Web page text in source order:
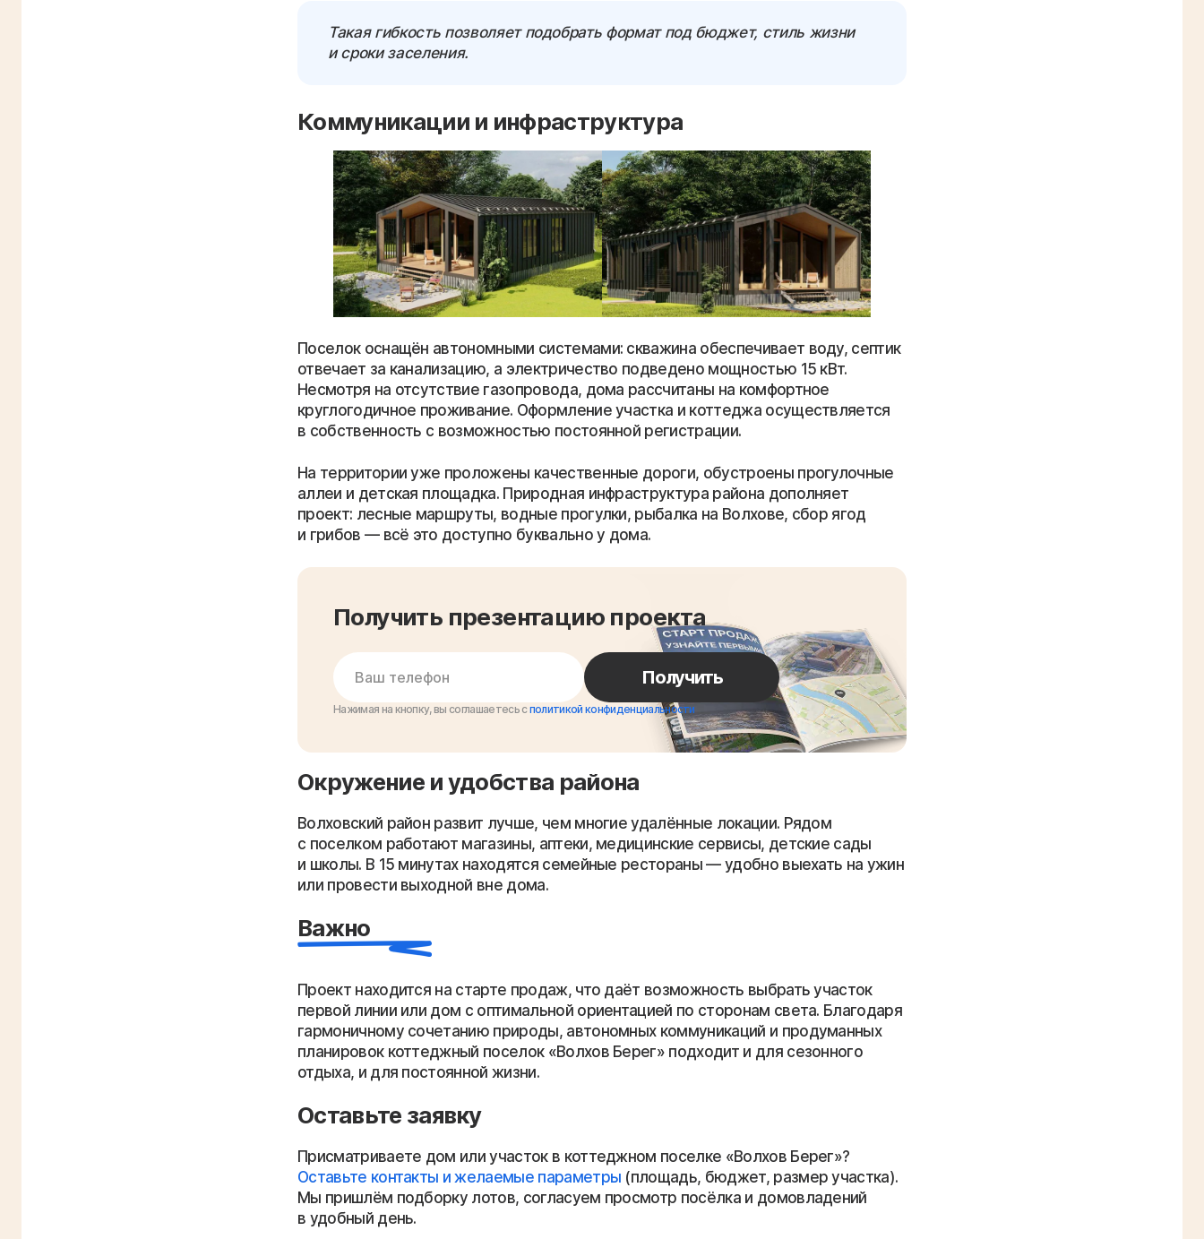
Такая гибкость позволяет подобрать формат под бюджет, стиль жизни
и сроки заселения.
Коммуникации и инфраструктура
Поселок оснащён автономными системами: скважина обеспечивает воду, септик
отвечает за канализацию, а электричество подведено мощностью 15 кВт.
Несмотря на отсутствие газопровода, дома рассчитаны на комфортное
круглогодичное проживание. Оформление участка и коттеджа осуществляется
в собственность с возможностью постоянной регистрации.
На территории уже проложены качественные дороги, обустроены прогулочные
аллеи и детская площадка. Природная инфраструктура района дополняет
проект: лесные маршруты, водные прогулки, рыбалка на Волхове, сбор ягод
и грибов — всё это доступно буквально у дома.
Получить презентацию проекта
Получить
Нажимая на кнопку, вы соглашаетесь сполитикой конфиденциальности
Окружение и удобства района
Волховский район развит лучше, чем многие удалённые локации. Рядом
с поселком работают магазины, аптеки, медицинские сервисы, детские сады
и школы. В 15 минутах находятся семейные рестораны — удобно выехать на ужин
или провести выходной вне дома.
Важно
Проект находится на старте продаж, что даёт возможность выбрать участок
первой линии или дом с оптимальной ориентацией по сторонам света. Благодаря
гармоничному сочетанию природы, автономных коммуникаций и продуманных
планировок коттеджный поселок «Волхов Берег» подходит и для сезонного
отдыха, и для постоянной жизни.
Оставьте заявку
Присматриваете дом или участок в коттеджном поселке «Волхов Берег»?
Оставьте контакты и желаемые параметры (площадь, бюджет, размер участка).
Мы пришлём подборку лотов, согласуем просмотр посёлка и домовладений
в удобный день.